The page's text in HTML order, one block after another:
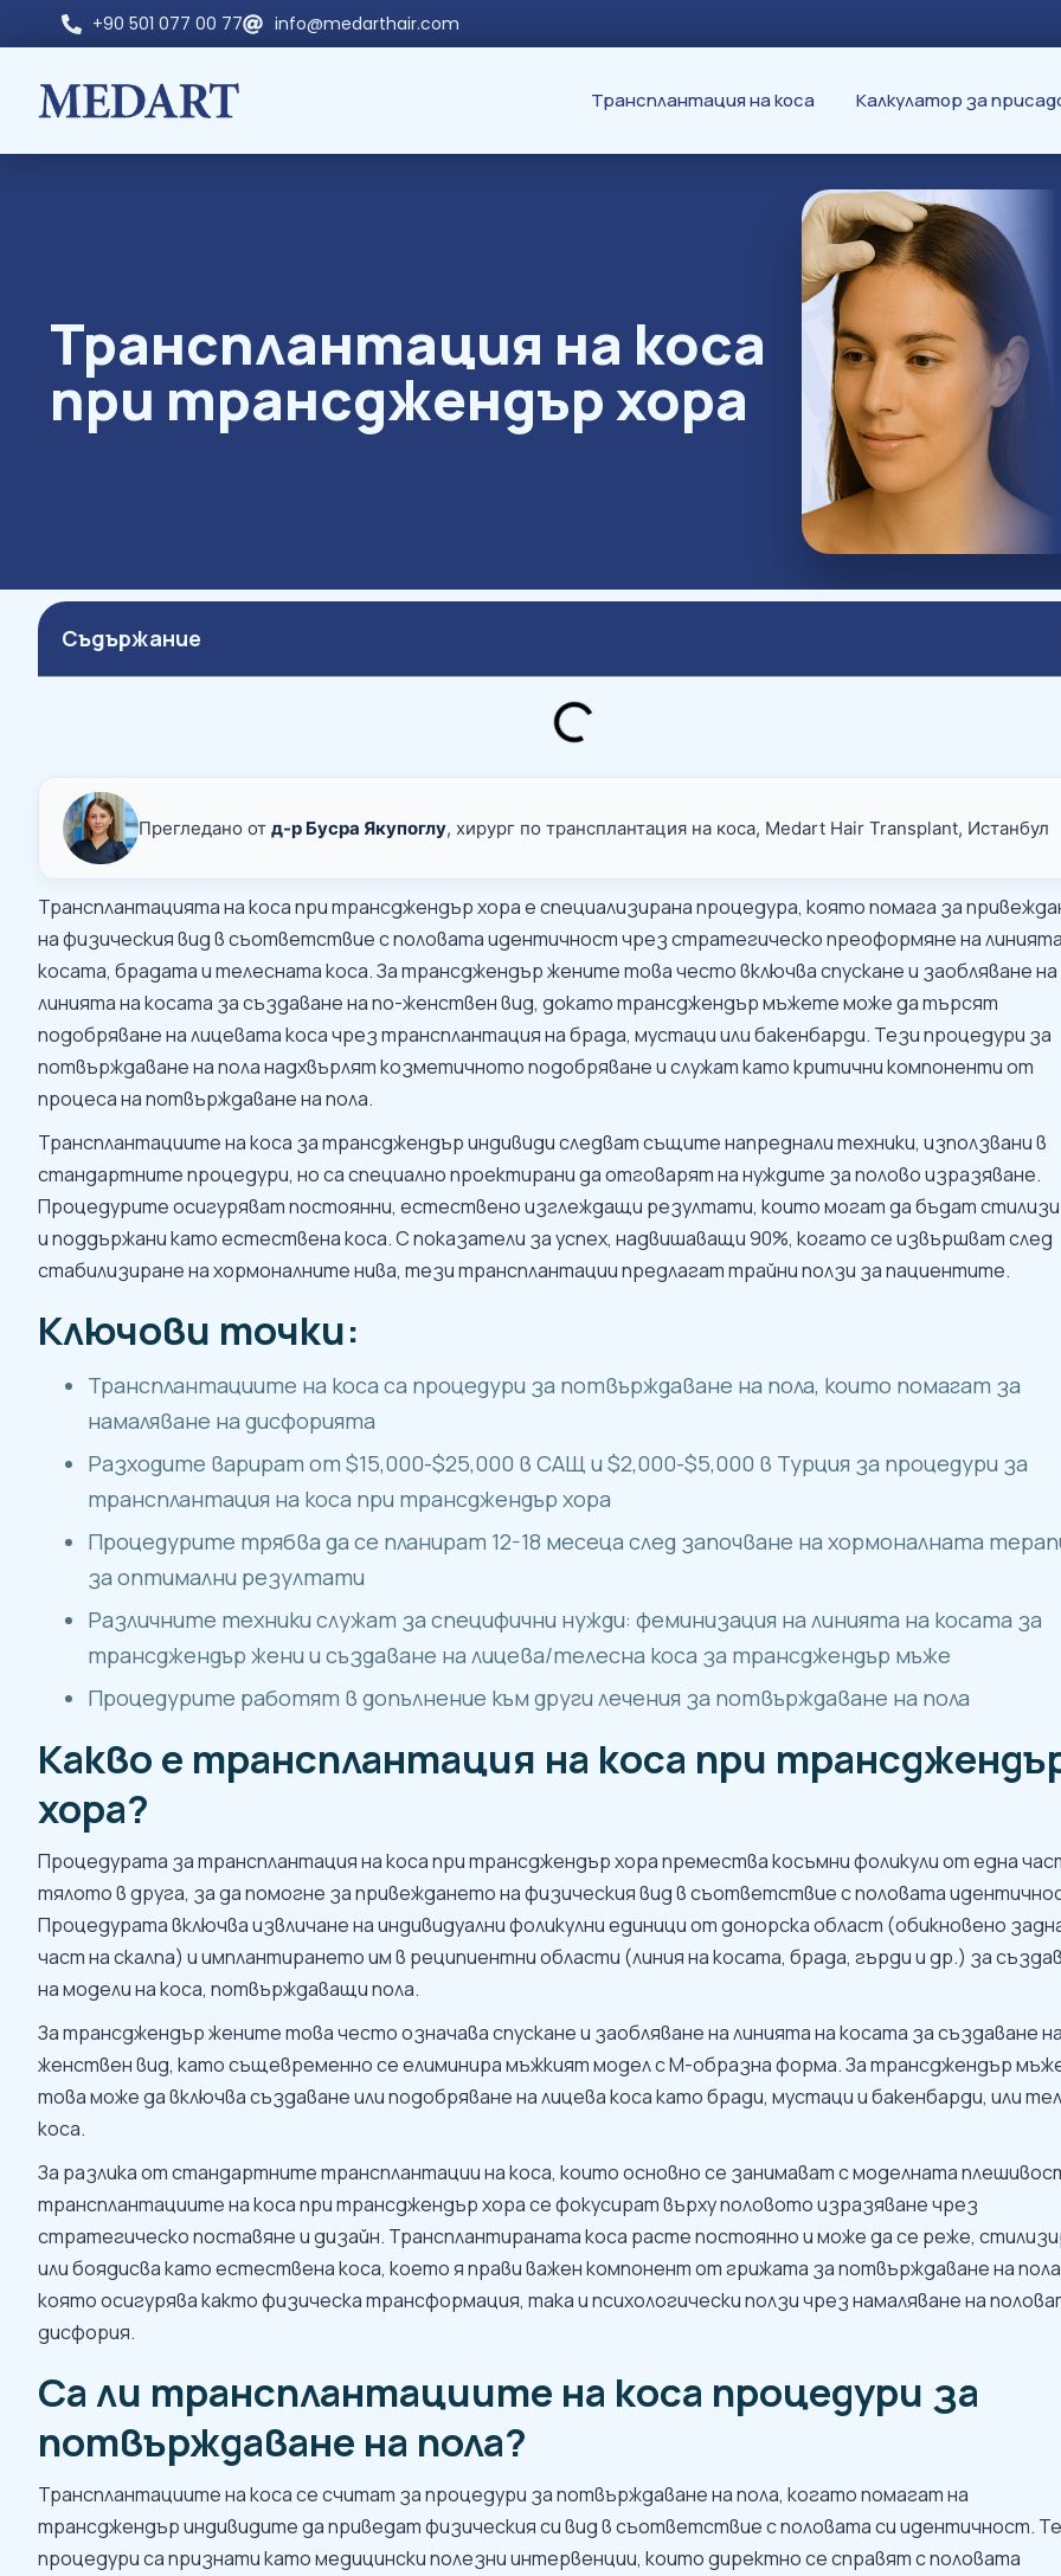
+90 501 077 00 77 info@medarthair.com
Трансплантация на коса Калкулатор за
Трансплантация на коса
при трансджендър хора
Съдържание
Прегледано от д-р Бусра Якупоглу, хирург по трансплантация на коса, Medart Hair Transplant, Истанбул
Трансплантацията на коса при трансджендър хора е специализирана процедура, която помага за
на физическия вид в съответствие с половата идентичност чрез стратегическо преоформяне на
косата, брадата и телесната коса. За трансджендър жените това често включва спускане и заобляване на
линията на косата за създаване на по-женствен вид, докато трансджендър мъжете може да търсят
подобряване на лицевата коса чрез трансплантация на брада, мустаци или бакенбарди. Тези процедури за
потвърждаване на пола надхвърлят козметичното подобряване и служат като критични компоненти от
процеса на потвърждаване на пола.
Трансплантациите на коса за трансджендър индивиди следват същите напреднали техники, използвани в
стандартните процедури, но са специално проектирани да отговарят на нуждите за полово изразяване.
Процедурите осигуряват постоянни, естествено изглеждащи резултати, които могат да бъдат
и поддържани като естествена коса. С показатели за успех, надвишаващи 90%, когато се извършват след
стабилизиране на хормоналните нива, тези трансплантации предлагат трайни ползи за пациентите.
Ключови точки:
Трансплантациите на коса са процедури за потвърждаване на пола, които помагат за
намаляване на дисфорията
Разходите варират от $15,000-$25,000 в САЩ и $2,000-$5,000 в Турция за процедури за
трансплантация на коса при трансджендър хора
Процедурите трябва да се планират 12-18 месеца след започване на хормоналната
за оптимални резултати
Различните техники служат за специфични нужди: феминизация на линията на косата за
трансджендър жени и създаване на лицева/телесна коса за трансджендър мъже
Процедурите работят в допълнение към други лечения за потвърждаване на пола
Какво е трансплантация на коса при
хора?
Процедурата за трансплантация на коса при трансджендър хора премества косъмни фоликули от една
тялото в друга, за да помогне за привеждането на физическия вид в съответствие с половата
Процедурата включва извличане на индивидуални фоликулни единици от донорска област (обикновено
част на скалпа) и имплантирането им в реципиентни области (линия на косата, брада, гърди и др.) за
на модели на коса, потвърждаващи пола.
За трансджендър жените това често означава спускане и заобляване на линията на косата за създаване
женствен вид, като същевременно се елиминира мъжкият модел с М-образна форма. За трансджендър
това може да включва създаване или подобряване на лицева коса като бради, мустаци и бакенбарди, или
коса.
За разлика от стандартните трансплантации на коса, които основно се занимават с моделната
трансплантациите на коса при трансджендър хора се фокусират върху половото изразяване чрез
стратегическо поставяне и дизайн. Трансплантираната коса расте постоянно и може да се реже,
или боядисва като естествена коса, което я прави важен компонент от грижата за потвърждаване на
която осигурява както физическа трансформация, така и психологически ползи чрез намаляване на
дисфория.
Са ли трансплантациите на коса процедури за
потвърждаване на пола?
Трансплантациите на коса се считат за процедури за потвърждаване на пола, когато помагат на
трансджендър индивидите да приведат физическия си вид в съответствие с половата си идентичност.
процедури са признати като медицински полезни интервенции, които директно се справят с половата